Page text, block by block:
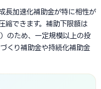
長加速化補助金が特に相性が
縮できます。補助下限額は
のため、一定規模以上の投
くり補助金や持続化補助金